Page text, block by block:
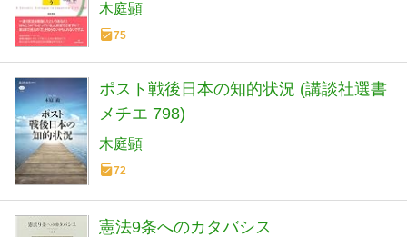
木庭顕
75
ポスト戦後日本の知的状況 (講談社選書
メチエ 798)
木庭顕
72
憲法9条へのカタバシス